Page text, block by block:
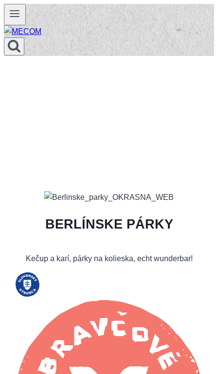
Prejsť
obsah
BERLÍNSKE PÁRKY
Kečup a karí, párky na kolieska, echt wunderbar!